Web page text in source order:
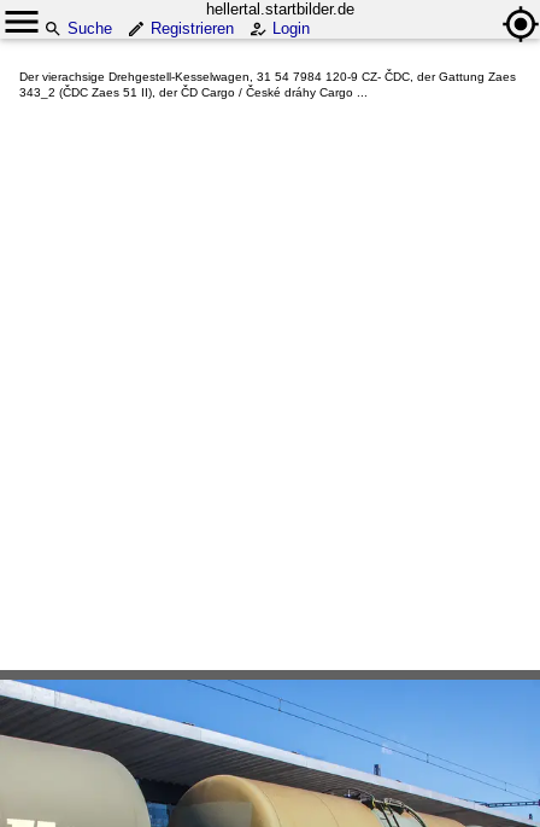
hellertal.startbilder.de
Suche
Registrieren Login
Der vierachsige Drehgestell-Kesselwagen, 31 54 7984 120-9 CZ- ČDC, der Gattung Zaes
343_2 (ČDC Zaes 51 II), der ČD Cargo / České dráhy Cargo ...